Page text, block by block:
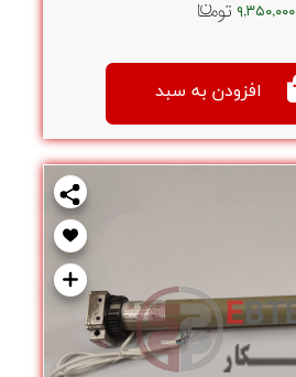
۹,۳۵۰,۰۰۰
افزودن به سبد